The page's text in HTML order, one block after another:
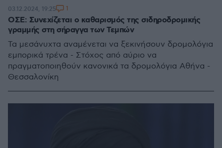
ΟΣΕ: Συνεχίζεται ο καθαρισμός της σιδηροδρομικής
γραμμής στη σήραγγα των Τεμπών
Τα μεσάνυχτα αναμένεται να ξεκινήσουν δρομολόγια
εμπορικά τρένα - Στόχος από αύριο να
πραγματοποιηθούν κανονικά τα δρομολόγια Αθήνα -
Θεσσαλονίκη
03.12.2024, 19:25 1